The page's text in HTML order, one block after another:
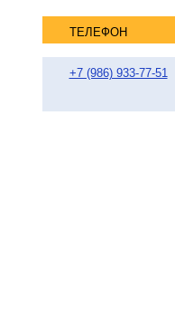
ТЕЛЕФОН
+7 (986) 933-77-51